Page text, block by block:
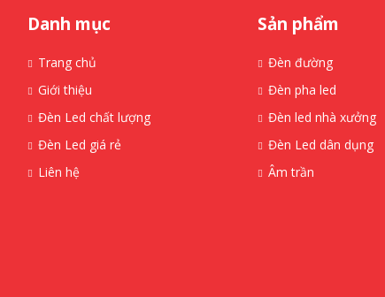
Danh mục
Trang chủ
Giới thiệu
Đèn Led chất lượng
Đèn Led giá rẻ
Liên hệ
Sản phẩm
Đèn đường
Đèn pha led
Đèn led nhà xưởng
Đèn Led dân dụng
Âm trần